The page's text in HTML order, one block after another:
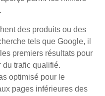
des produits ou des
tels que Google, il
premiers résultats pour
du trafic qualifié.
optimisé pour le
pages inférieures des